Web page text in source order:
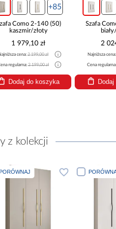
+85
Como 2-140 (50)
kaszmir/złoty
1 979,10 zł
cena:2 199,00 zł
regularna:2 199,00 zł
Dodaj do koszyka
Szafa
2
Najniższa
Cena
z kolekcji